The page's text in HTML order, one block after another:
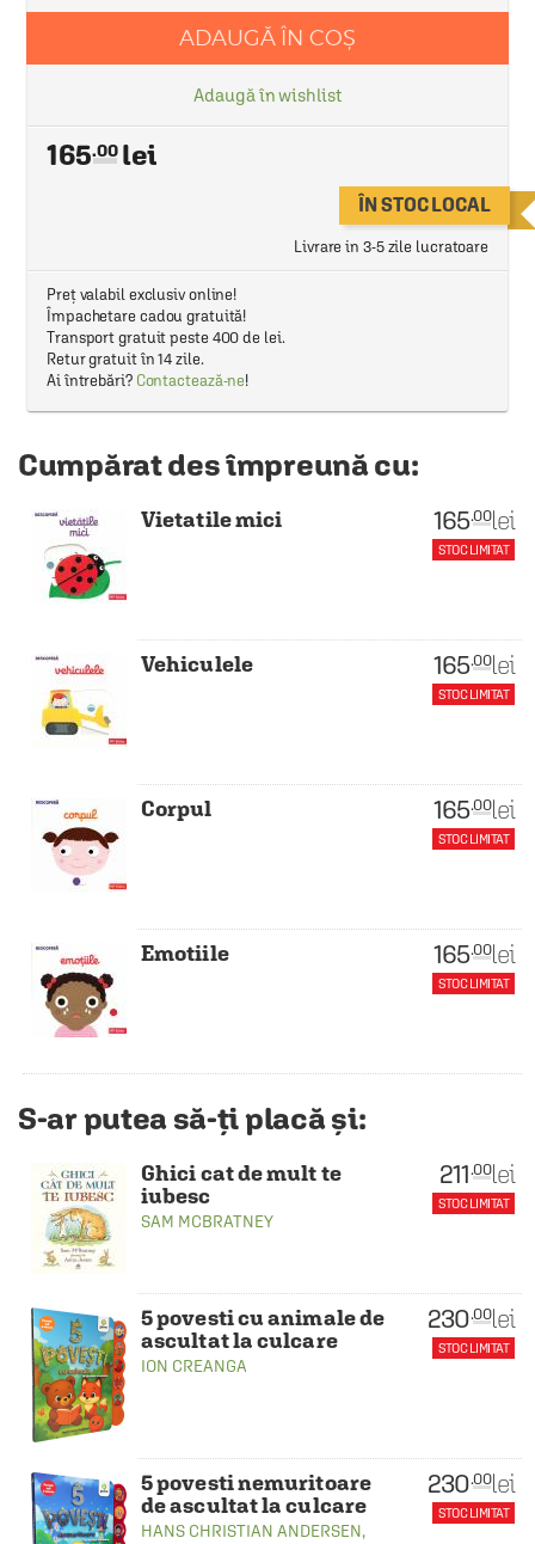
ADAUGĂ ÎN COȘ
Adaugă în wishlist
165.00
ÎN STOC LOCAL
Livrare in 3-5 zile lucratoare
Preț valabil exclusiv online!
Împachetare cadou gratuită!
Transport gratuit peste 400 de lei.
Retur gratuit în 14 zile.
Ai întrebări? Contactează-ne!
Cumpărat des împreună cu:
Vietatile mici 165.00lei
STOC LIMITAT
Vehiculele 165.00lei
STOC LIMITAT
Corpul 165.00lei
STOC LIMITAT
Emotiile 165.00lei
STOC LIMITAT
S-ar putea să-ți placă și:
Ghici cat de mult te
iubesc
SAM MCBRATNEY
211 .00lei
STOC LIMITAT
5 povesti cu animale de
ascultat la culcare
ION CREANGA
230.00lei
STOC LIMITAT
5 povesti nemuritoare
de ascultat la culcare
HANS CHRISTIAN ANDERSEN,
230.00lei
STOC LIMITAT